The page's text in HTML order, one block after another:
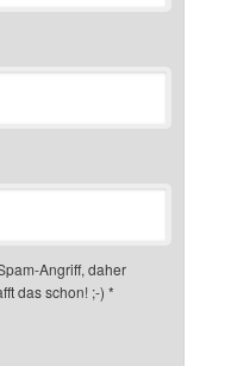
Angriff, daher
das schon! ;-) *